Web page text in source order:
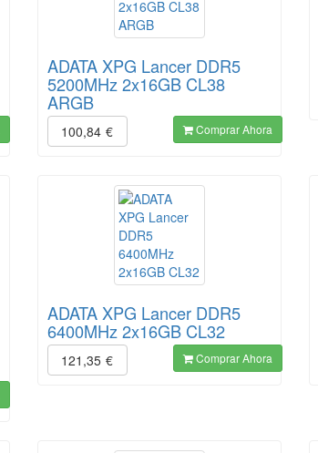
ADATA XPG Lancer DDR5
5200MHz 2x16GB CL38
ARGB
100,84 € Comprar Ahora
ADATA XPG Lancer DDR5
6400MHz 2x16GB CL32
121,35 € Comprar Ahora